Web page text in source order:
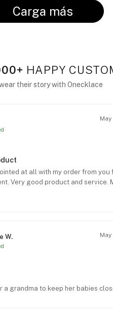
Carga más
HAPPY
their story with Onecklace
at all with my order from you
Very good product and service.
W.
a grandma to keep her babies